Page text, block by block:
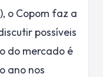
o Copom faz a
possíveis
do mercado é
ano nos